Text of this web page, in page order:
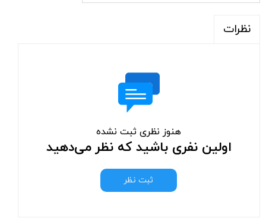
نظرات
هنوز نظری ثبت نشده
اولین نفری باشید که نظر می‌دهید
ثبت نظر